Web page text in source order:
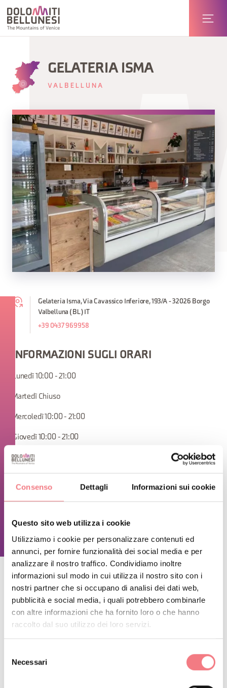
Consenso Dettagli Informazioni sui cookie
Questo sito web utilizza i cookie
Utilizziamo i cookie per personalizzare contenuti ed
annunci, per fornire funzionalità dei social media e per
analizzare il nostro traffico. Condividiamo inoltre
informazioni sul modo in cui utilizza il nostro sito con i
nostri partner che si occupano di analisi dei dati web,
pubblicità e social media, i quali potrebbero combinarle
con altre informazioni che ha fornito loro o che hanno
raccolto dal suo utilizzo dei loro servizi.
delNecessari
GELATERIA ISMA
VALBELLUNA
Gelateria Isma, Via Cavassico Inferiore, 193/A - 32026 Borgo
Valbelluna (BL) IT
+39 0437 969958
INFORMAZIONI SUGLI ORARI
Lunedì 10:00 - 21:00
Martedì Chiuso
Mercoledì 10:00 - 21:00
Giovedì 10:00 - 21:00
Venerdì 10:00 - 21:00
RESTA IN CONTATTO
Iscriviti alla newsletter delle Dolomiti Bellunesi!
consigli per la tua vacanza in ogni stagione.